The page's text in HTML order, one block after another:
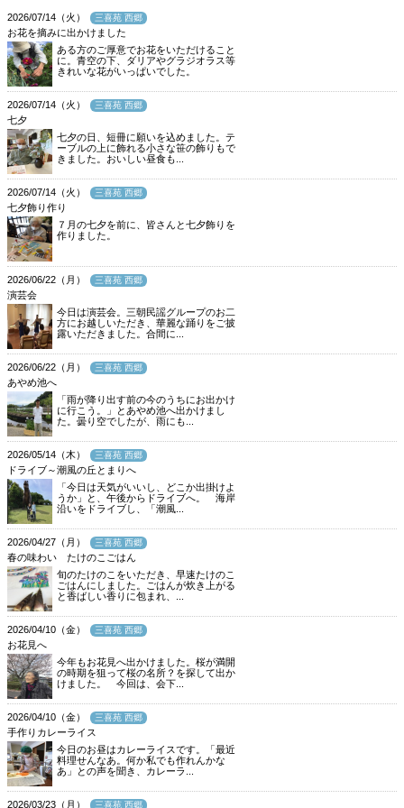
2026/07/14（火） 三喜苑 西郷
お花を摘みに出かけました
ある方のご厚意でお花をいただけること
に。青空の下、ダリアやグラジオラス等
きれいな花がいっぱいでした。
2026/07/14（火） 三喜苑 西郷
七夕
七夕の日、短冊に願いを込めました。テ
ーブルの上に飾れる小さな笹の飾りもで
きました。おいしい昼食も...
2026/07/14（火） 三喜苑 西郷
七夕飾り作り
７月の七夕を前に、皆さんと七夕飾りを
作りました。
2026/06/22（月） 三喜苑 西郷
演芸会
今日は演芸会。三朝民謡グループのお二
方にお越しいただき、華麗な踊りをご披
露いただきました。合間に...
2026/06/22（月） 三喜苑 西郷
あやめ池へ
「雨が降り出す前の今のうちにお出かけ
に行こう。」とあやめ池へ出かけまし
た。曇り空でしたが、雨にも...
2026/05/14（木） 三喜苑 西郷
ドライブ～潮風の丘とまりへ
「今日は天気がいいし、どこか出掛けよ
うか」と、午後からドライブへ。 海岸
沿いをドライブし、「潮風...
2026/04/27（月） 三喜苑 西郷
春の味わい たけのこごはん
旬のたけのこをいただき、早速たけのこ
ごはんにしました。ごはんが炊き上がる
と香ばしい香りに包まれ、...
2026/04/10（金） 三喜苑 西郷
お花見へ
今年もお花見へ出かけました。桜が満開
の時期を狙って桜の名所？を探して出か
けました。 今回は、会下...
2026/04/10（金） 三喜苑 西郷
手作りカレーライス
今日のお昼はカレーライスです。「最近
料理せんなあ。何か私でも作れんかな
あ」との声を聞き、カレーラ...
2026/03/23（月） 三喜苑 西郷